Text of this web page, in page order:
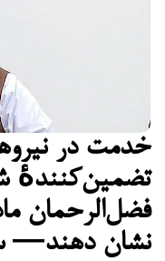
خدمت در
تضمین‌کنندهٔ
فضل‌الرحمان
نشان دهند—